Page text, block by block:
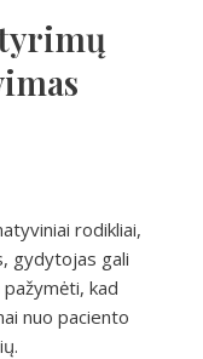
rodikliai,
gydytojas gali
kad
nuo paciento